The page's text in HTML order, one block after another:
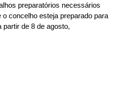
preparatórios necessários
o concelho esteja preparado para
partir de 8 de agosto,